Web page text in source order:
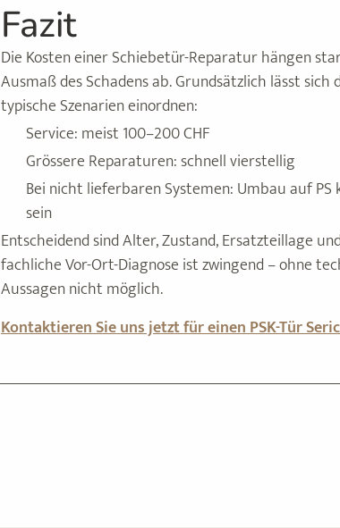
Fazit
Die Kosten einer Schiebetür-Reparatur hängen
Ausmaß des Schadens ab. Grundsätzlich lässt
typische Szenarien einordnen:
Service: meist 100–200 CHF
Grössere Reparaturen: schnell vierstellig
Bei nicht lieferbaren Systemen: Umbau auf
sein
Entscheidend sind Alter, Zustand, Ersatzteillage
fachliche Vor-Ort-Diagnose ist zwingend – ohne
Aussagen nicht möglich.
Kontaktieren Sie uns jetzt für einen PSK-Tür